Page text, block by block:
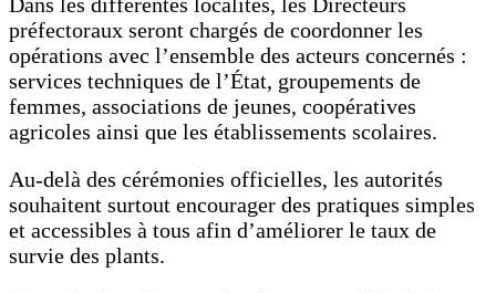
préfectoraux seront chargés de coordonner les
opérations avec l’ensemble des acteurs concernés :
services techniques de l’État, groupements de
femmes, associations de jeunes, coopératives
agricoles ainsi que les établissements scolaires.
Au-delà des cérémonies officielles, les autorités
souhaitent surtout encourager des pratiques simples
et accessibles à tous afin d’améliorer le taux de
survie des plants.